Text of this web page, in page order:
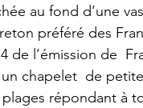
au fond d’une
préféré des
de l’émission de
chapelet  de
répondant à